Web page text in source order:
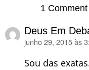
1 Comment
Deus Em
disse:
junho 29, 2015 às
Sou das